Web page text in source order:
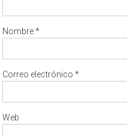
Nombre*
Correo electrónico*
Web